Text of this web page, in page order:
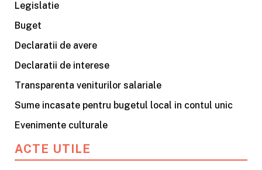
Legislatie
Buget
Declaratii de avere
Declaratii de interese
Transparenta veniturilor salariale
Sume incasate pentru bugetul local in contul unic
Evenimente culturale
ACTE UTILE